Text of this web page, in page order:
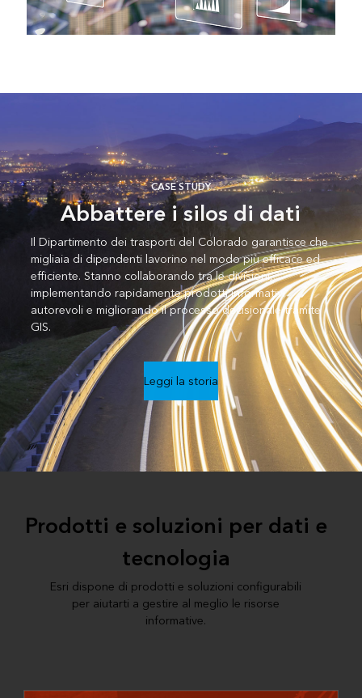
CASE STUDY
Abbattere i silos di dati
Il Dipartimento dei trasporti del Colorado garantisce che
migliaia di dipendenti lavorino nel modo più efficace ed
efficiente. Stanno collaborando tra le divisioni,
implementando rapidamente prodotti informativi
autorevoli e migliorando il processo decisionale tramite
GIS.
Leggi la storia
Prodotti e soluzioni per dati e
tecnologia
Esri dispone di prodotti e soluzioni configurabili
per aiutarti a gestire al meglio le risorse
informative.